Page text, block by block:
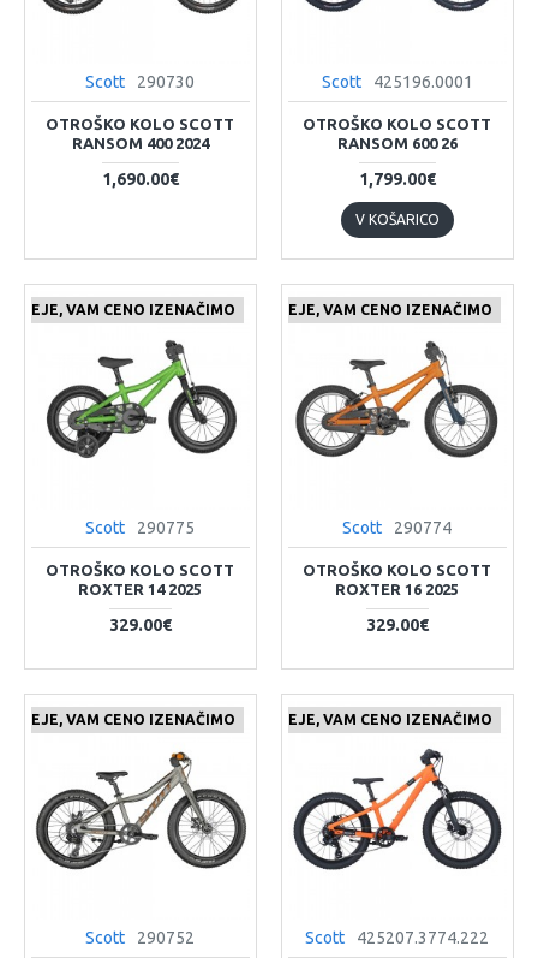
Scott 290730
OTROŠKO KOLO SCOTT
RANSOM 400 2024
1,690.00€
Scott 425196.0001
OTROŠKO KOLO SCOTT
RANSOM 600 26
1,799.00€
V KOŠARICO
VAM CENO IZENAČIMO
Scott 290775
OTROŠKO KOLO SCOTT
ROXTER 14 2025
329.00€
ČE NAJDETE IZDELEK KJE CENEJE, VAM CENO IZENAČIMO
Scott 290774
OTROŠKO KOLO SCOTT
ROXTER 16 2025
329.00€
VAM CENO IZENAČIMO
Scott 290752
ČE NAJDETE IZDELEK KJE CENEJE, VAM CENO IZENAČIMO
Scott 425207.3774.222